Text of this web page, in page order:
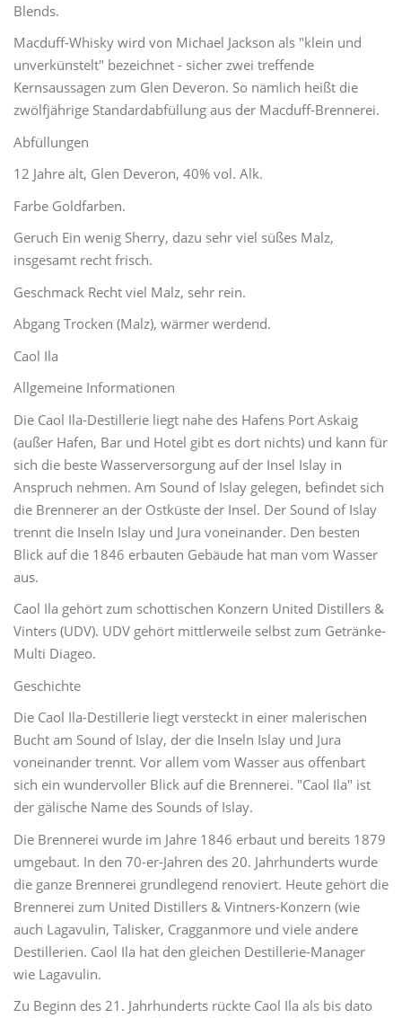
Blends.
Macduff-Whisky wird von Michael Jackson als "klein und
unverkünstelt" bezeichnet - sicher zwei treffende
Kernsaussagen zum Glen Deveron. So nämlich heißt die
zwölfjährige Standardabfüllung aus der Macduff-Brennerei.
Abfüllungen
12 Jahre alt, Glen Deveron, 40% vol. Alk.
Farbe Goldfarben.
Geruch Ein wenig Sherry, dazu sehr viel süßes Malz,
insgesamt recht frisch.
Geschmack Recht viel Malz, sehr rein.
Abgang Trocken (Malz), wärmer werdend.
Caol Ila
Allgemeine Informationen
Die Caol Ila-Destillerie liegt nahe des Hafens Port Askaig
(außer Hafen, Bar und Hotel gibt es dort nichts) und kann für
sich die beste Wasserversorgung auf der Insel Islay in
Anspruch nehmen. Am Sound of Islay gelegen, befindet sich
die Brennerer an der Ostküste der Insel. Der Sound of Islay
trennt die Inseln Islay und Jura voneinander. Den besten
Blick auf die 1846 erbauten Gebäude hat man vom Wasser
aus.
Caol Ila gehört zum schottischen Konzern United Distillers &
Vinters (UDV). UDV gehört mittlerweile selbst zum Getränke-
Multi Diageo.
Geschichte
Die Caol Ila-Destillerie liegt versteckt in einer malerischen
Bucht am Sound of Islay, der die Inseln Islay und Jura
voneinander trennt. Vor allem vom Wasser aus offenbart
sich ein wundervoller Blick auf die Brennerei. "Caol Ila" ist
der gälische Name des Sounds of Islay.
Die Brennerei wurde im Jahre 1846 erbaut und bereits 1879
umgebaut. In den 70-er-Jahren des 20. Jahrhunderts wurde
die ganze Brennerei grundlegend renoviert. Heute gehört die
Brennerei zum United Distillers & Vintners-Konzern (wie
auch Lagavulin, Talisker, Cragganmore und viele andere
Destillerien. Caol Ila hat den gleichen Destillerie-Manager
wie Lagavulin.
Zu Beginn des 21. Jahrhunderts rückte Caol Ila als bis dato